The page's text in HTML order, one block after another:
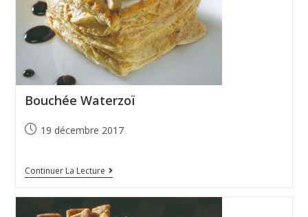
Bouchée Waterzoï
19 décembre 2017
Continuer La Lecture